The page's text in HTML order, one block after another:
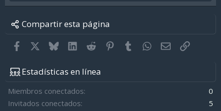
Compartir esta página
Facebook BlueskyLinkedInReddit Pinterest
Tumblr WhatsApp
EmailEnlace
Estadísticas en línea
Miembros conectados
0
Invitados conectados
5